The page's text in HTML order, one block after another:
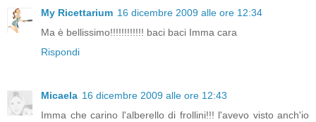
My Ricettarium 16 dicembre 2009 alle ore 12:34
Ma è bellissimo!!!!!!!!!!!! baci baci Imma cara
Rispondi
Micaela 16 dicembre 2009 alle ore 12:43
Imma che carino l'alberello di frollini!!! l'avevo visto anch'io